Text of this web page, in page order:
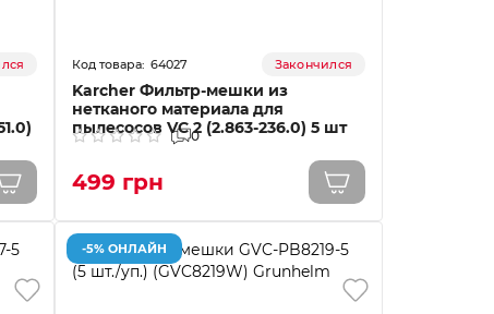
64027 Закончился
Karcher Фильтр-мешки из
нетканого материала для
пылесосов VC 2 (2.863-236.0) 5 шт
0
499 грн
-5% ОНЛАЙН